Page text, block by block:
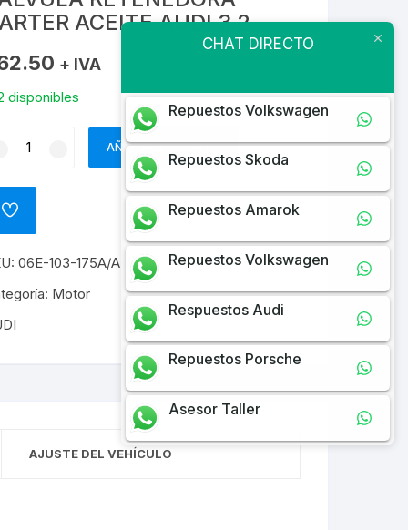
ACEITE AUDI 3.2
+ IVA
disponibles
AÑADIR AL CARRITO
ADD
06E-103-175A/AUDI
Motor
AJUSTE DEL VEHÍCULO
CHAT DIRECTO
Repuestos Volkswagen
Repuestos Skoda
Repuestos Amarok
Repuestos Volkswagen
Respuestos Audi
Repuestos Porsche
Asesor Taller